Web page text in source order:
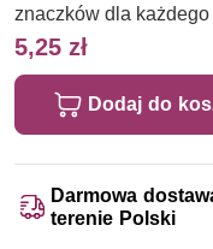
znaczków dla
5,25 zł
Dodaj do
Darmowa
terenie Polski